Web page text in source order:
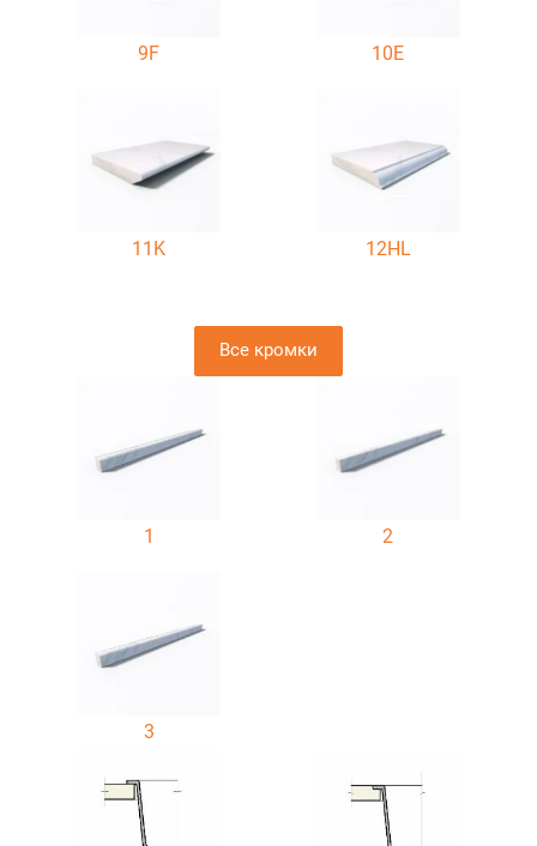
9F 10E
11K 12HL
Все кромки
1 2
3